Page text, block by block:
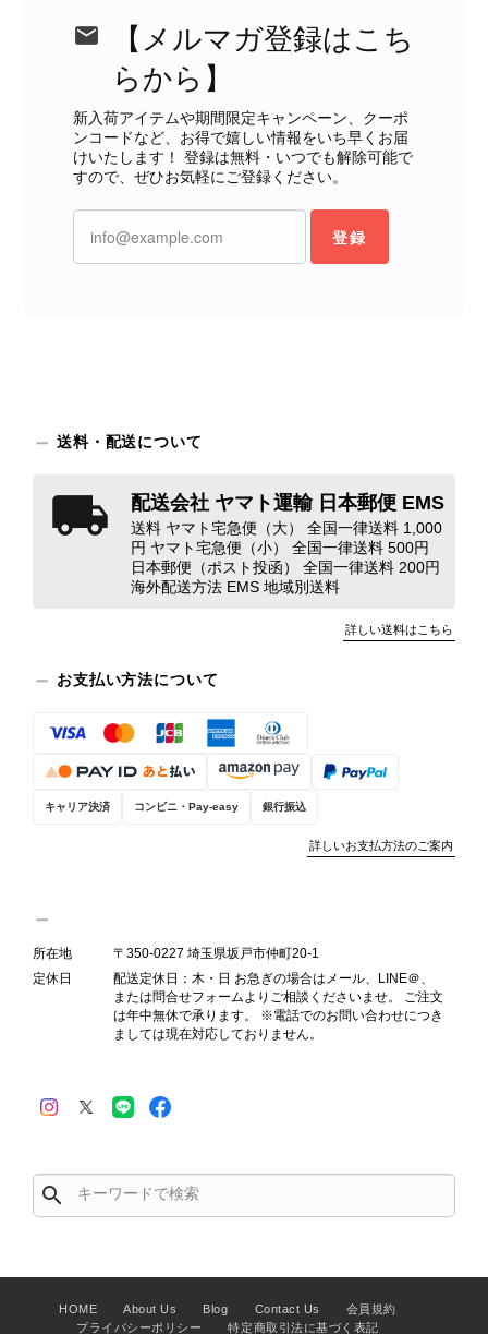
2026/08/01
届いた商品は、写真には写っていない内側の蛇腹部分と全面ポケ
ットにカビがびっしりと生えていました。 とてもAランクとは思
きはたまたまだと思っていましたが、今回も掲載内容だけでは判
で購入することはないですが、同じような思いをする購入者が出
ないよう、商品の状態をより正確に記載し、見えない部分も含め
て写真や説明で分かるよう改善していただきたいです。
商品で、衛生面へのご不安を含め、残
りお詫び申し上げます。お受け取りに
苦しく感じております。 今回の商品
につきましては、当店よりご連絡のう
対応してまいります。 バッグは、外
ンクを表示しております。これは、外
映しております。 ご不快な思いをさ
れた中で、率直なご意見をお寄せいた
だきましたことに感謝申し上げます。
今回のご指摘を重く受け止め、まずは
し、全スタッフで共有してまいりま
す。 オンラインでも安心して商品を
お選びいただけるよう、より正確な状
【メルマガ登録はこち
らから】
新入荷アイテムや期間限定キャンペーン、クーポ
ンコードなど、お得で嬉しい情報をいち早くお届
けいたします！ 登録は無料・いつでも解除可能で
すので、ぜひお気軽にご登録ください。
登録
送料・配送について
配送会社 ヤマト運輸 日本郵便 EMS
送料 ヤマト宅急便（大） 全国一律送料 1,000
円 ヤマト宅急便（小） 全国一律送料 500円
日本郵便（ポスト投函） 全国一律送料 200円
海外配送方法 EMS 地域別送料
詳しい送料はこちら
お支払い方法について
キャリア決済 コンビニ・Pay-easy 銀行振込
詳しいお支払方法のご案内
所在地
〒350-0227 埼玉県坂戸市仲町20-1
定休日
配送定休日：木・日 お急ぎの場合はメール、LINE＠、
または問合せフォームよりご相談くださいませ。 ご注文
は年中無休で承ります。 ※電話でのお問い合わせにつき
ましては現在対応しておりません。
search
HOME About Us Blog Contact Us
会員規約
プライバシーポリシー
特定商取引法に基づく表記